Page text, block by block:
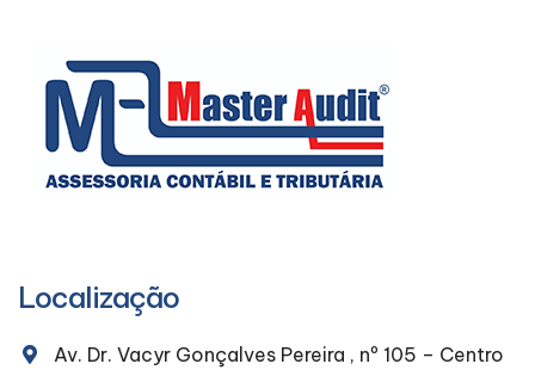
Localização
Av. Dr. Vacyr Gonçalves Pereira , nº 105 – Centro